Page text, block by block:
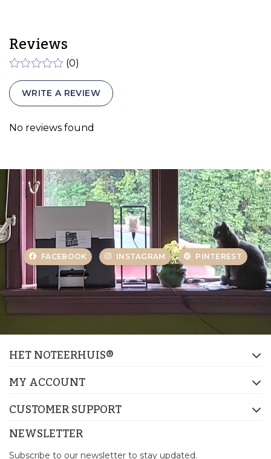
Reviews
(0)
WRITE A REVIEW
No reviews found
FACEBOOK INSTAGRAM PINTEREST
HET NOTEERHUIS®
MY ACCOUNT
CUSTOMER SUPPORT
NEWSLETTER
Subscribe to our newsletter to stay updated.